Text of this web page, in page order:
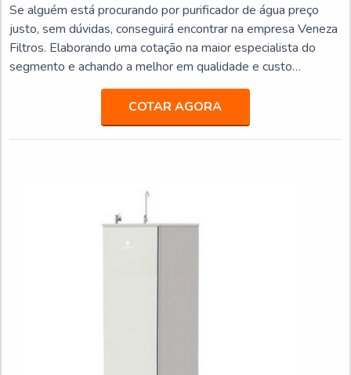
Se alguém está procurando por purificador de água preço
justo, sem dúvidas, conseguirá encontrar na empresa Veneza
Filtros. Elaborando uma cotação na maior especialista do
segmento e achando a melhor em qualidade e custo
benefício.Quando o quesito é purificador de água preço
acessível, com os colaboradores da Veneza Filtros o cliente
obterá excelente custo-benefício com assessoria técnica
especializada.UM POUCO MAIS SOBRE PURIFICADOR DE
onde são realizadas as atividades e biblioteca técnica de
apoio, tudo pensando em purificador de água preço justo
COTAR AGORA